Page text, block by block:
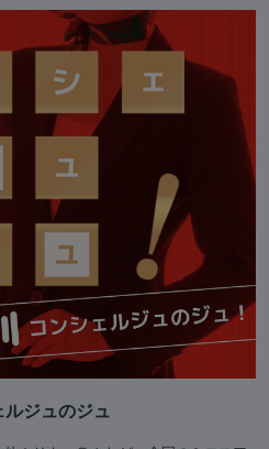
ルジュのジュ